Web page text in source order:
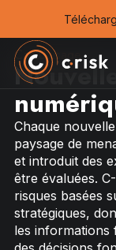
Cas d'usage
Chaque
paysage de
et introduit des
être évaluées.
risques basées
stratégiques,
les informations